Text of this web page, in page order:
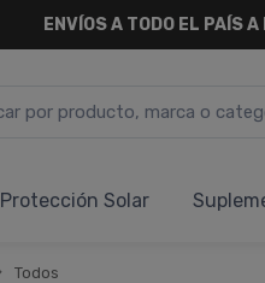
ENVÍOS A TODO EL PAÍS
Protección Solar
Todos